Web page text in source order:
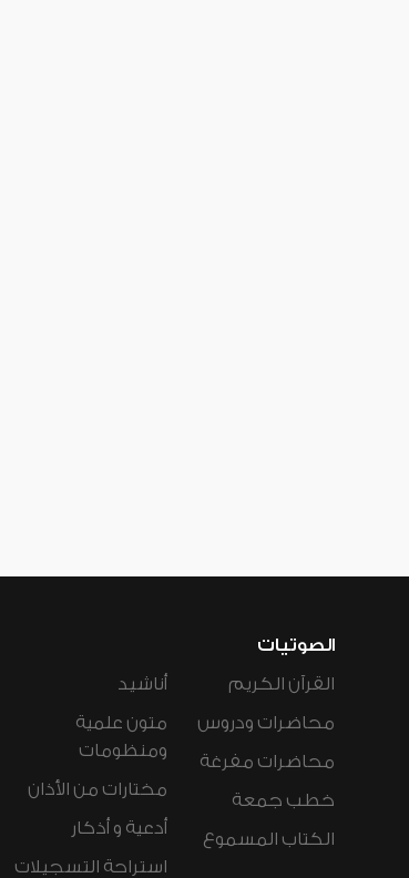
الصوتيات
القرآن الكريم
محاضرات ودروس
محاضرات مفرغة
خطب جمعة
الكتاب المسموع
أناشيد
متون علمية
ومنظومات
مختارات من الأذان
أدعية و أذكار
استراحة التسجيلات